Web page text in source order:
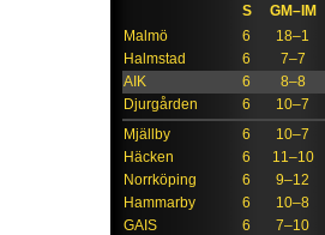
S GM–IM
Malmö
6 18–1
Halmstad
6 7–7
AIK
6 8–8
Djurgården
6 10–7
Mjällby
6 10–7
Häcken
6 11–10
Norrköping
6 9–12
Hammarby
6 10–8
GAIS
6 7–10